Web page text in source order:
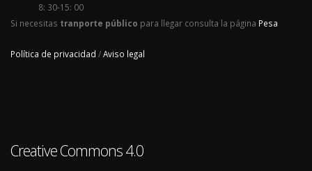
8: 30-15: 00
Si necesitas tranporte público para llegar consulta la página Pesa
Política de privacidad /Aviso legal
Creative Commons 4.0